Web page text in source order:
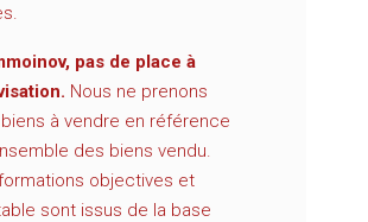
pas de place à
Nous ne prenons
à vendre en référence
des biens vendu.
objectives et
sont issus de la base